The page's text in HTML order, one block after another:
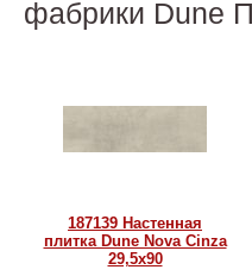
фабрики Dune
187139 Настенная
плитка Dune Nova Cinza
29,5x90